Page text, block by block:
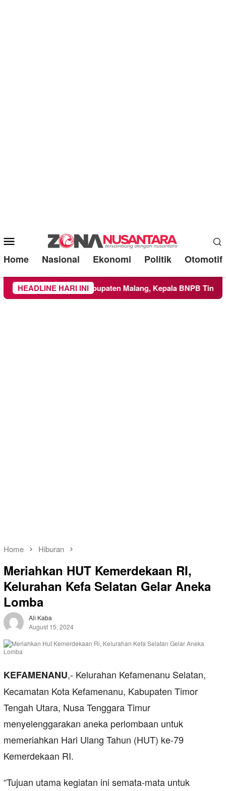
Mobile
Menu
Home Nasional Ekonomi Politik Otomotif
HEADLINE HARI INI
ke Wilayah Kabupaten Malang, Kepala BNPB Tinjau
Home Hiburan
Meriahkan HUT Kemerdekaan RI,
Kelurahan Kefa Selatan Gelar Aneka
Lomba
Ali Kaba
August 15, 2024
KEFAMENANU,- Kelurahan Kefamenanu Selatan,
Kecamatan Kota Kefamenanu, Kabupaten Timor
Tengah Utara, Nusa Tenggara Timur
menyelenggarakan aneka perlombaan untuk
memeriahkan Hari Ulang Tahun (HUT) ke-79
Kemerdekaan RI.
“Tujuan utama kegiatan ini semata-mata untuk